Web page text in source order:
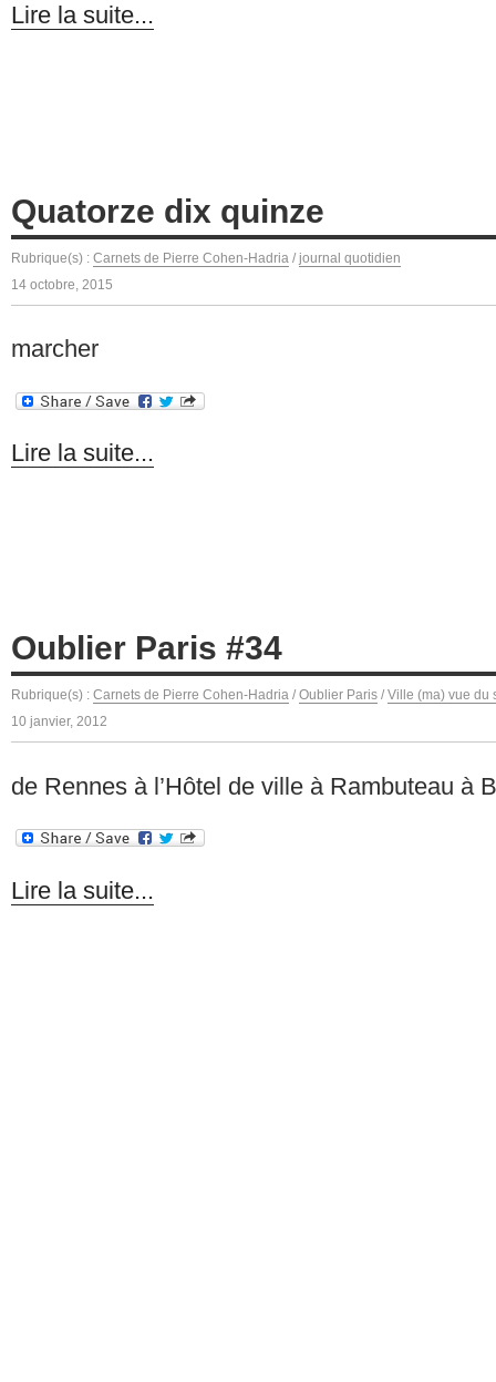
Lire la suite...
Quatorze dix quinze
Rubrique(s) : Carnets de Pierre Cohen-Hadria / journal quotidien
14 octobre, 2015
marcher
Lire la suite...
Oublier Paris #34
Rubrique(s) : Carnets de Pierre Cohen-Hadria / Oublier Paris / Ville (ma) vue du
10 janvier, 2012
de Rennes à l’Hôtel de ville à Rambuteau à
Lire la suite...